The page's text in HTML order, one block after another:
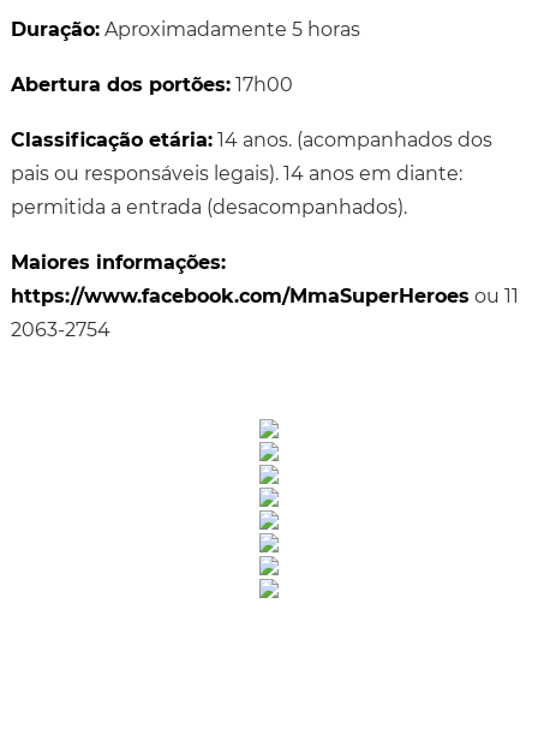
Duração:Aproximadamente 5 horas
Abertura dos portões:17h00
Classificação etária:14 anos. (acompanhados dos
pais ou responsáveis legais). 14 anos em diante:
permitida a entrada (desacompanhados).
Maiores informações:
https://www.facebook.com/MmaSuperHeroes ou 11
2063-2754